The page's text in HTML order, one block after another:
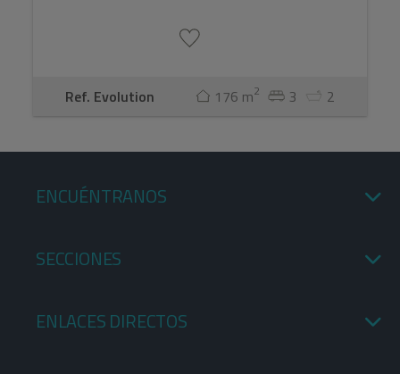
Ref. Evolution 176 m2 3 2
ENCUÉNTRANOS
SECCIONES
ENLACES DIRECTOS